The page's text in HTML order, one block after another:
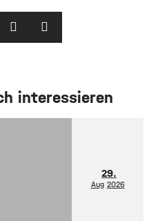
interessieren
29.
Aug 2026